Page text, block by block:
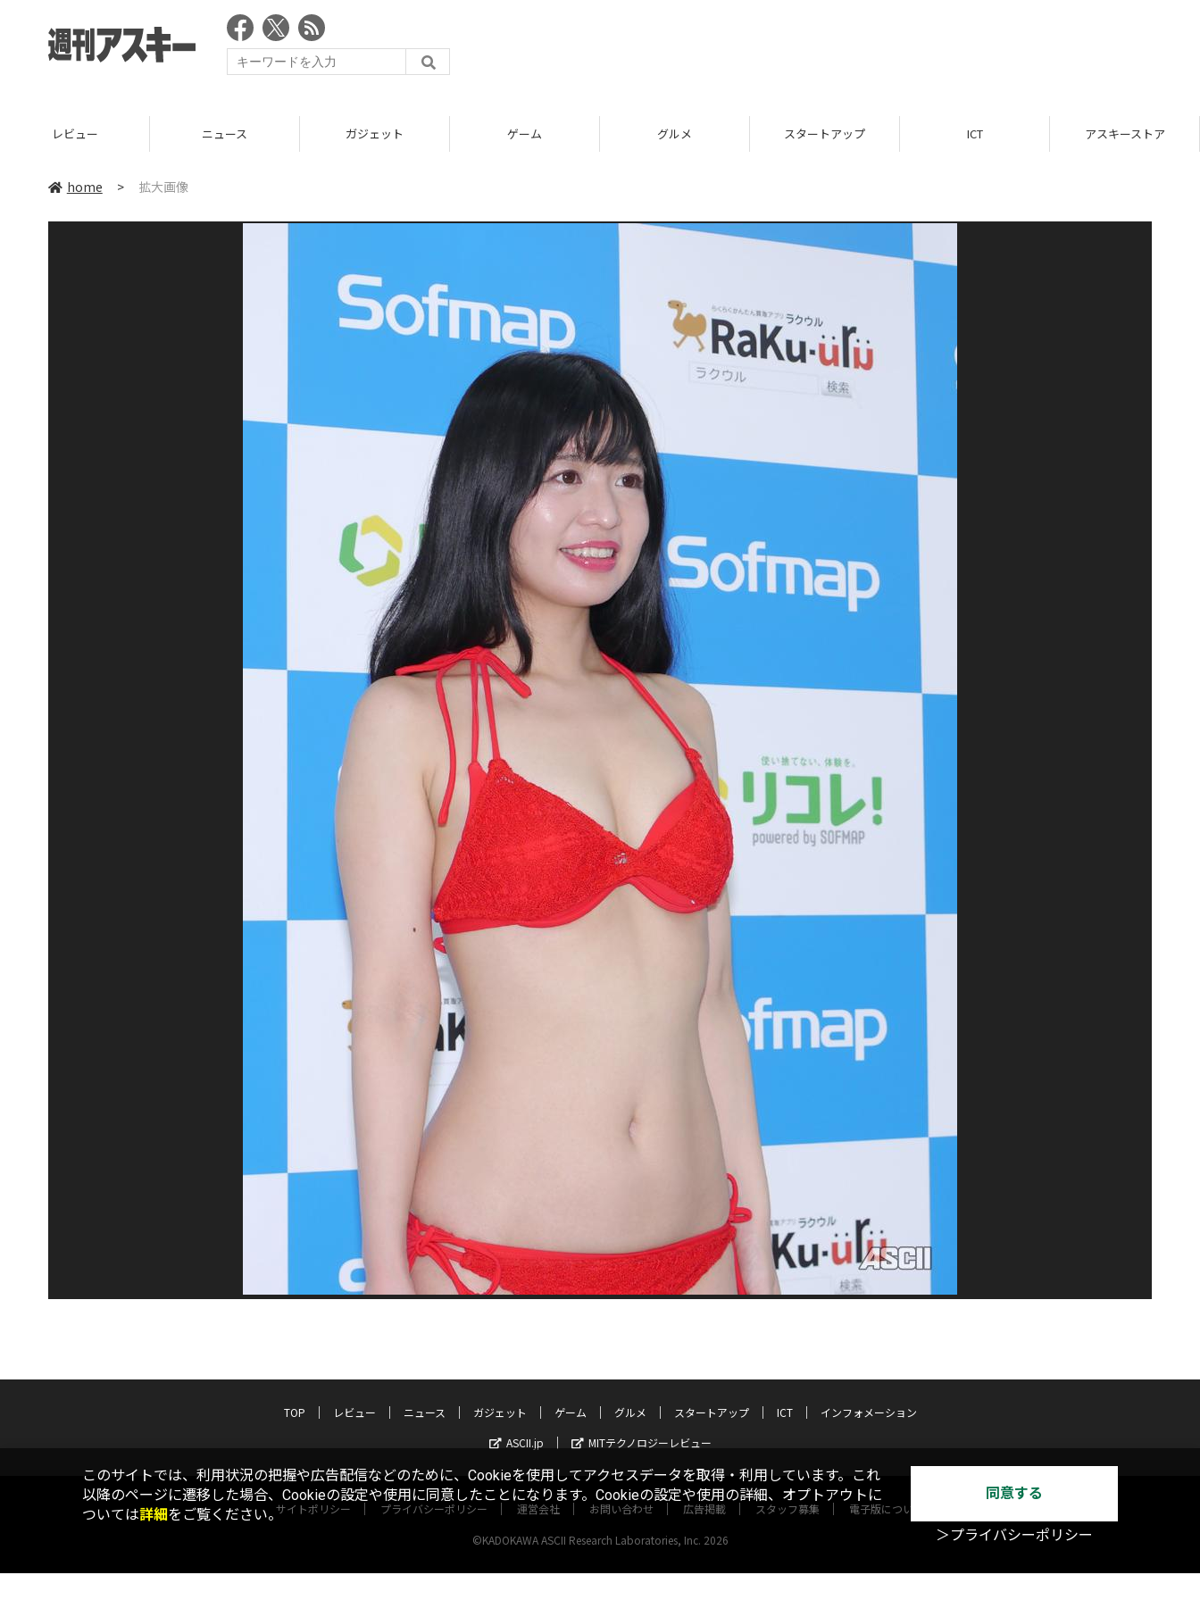
レビュー ニュース ガジェット ゲーム グルメ スタートアップ ICT アスキーストア
home > 拡大画像
TOP レビュー ニュース ガジェット ゲーム グルメ スタートアップ ICT
インフォメーション
ASCII.jp
MITテクノロジーレビュー
サイトポリシー プライバシーポリシー 運営会社 お問い合わせ 広告掲載 スタッフ募集 電子版について
©KADOKAWA ASCII Research Laboratories, Inc. 2026
このサイトでは、利用状況の把握や広告配信などのために、Cookieを使用してアクセスデータを取得・利用しています。これ
以降のページに遷移した場合、Cookieの設定や使用に同意したことになります。Cookieの設定や使用の詳細、オプトアウトに
ついては詳細をご覧ください。
同意する
＞プライバシーポリシー